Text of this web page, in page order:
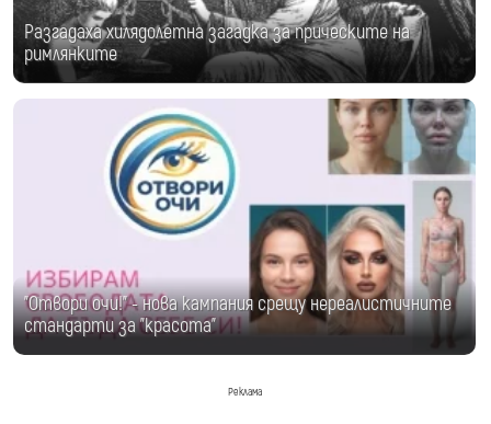
Разгадаха хилядолетна загадка за прическите на
римлянките
"Отвори очи!" - нова кампания срещу нереалистичните
стандарти за "красота"
Реклама